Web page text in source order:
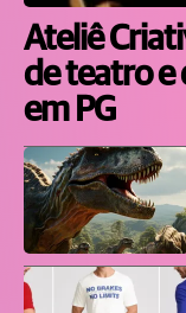
Ateliê
de teatro e
em PG